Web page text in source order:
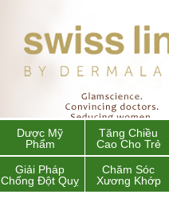
Dược Mỹ
Phẩm
Tăng Chiều
Cao Cho Trẻ
Giải Pháp
Chống Đột Quỵ
Chăm Sóc
Xương Khớp